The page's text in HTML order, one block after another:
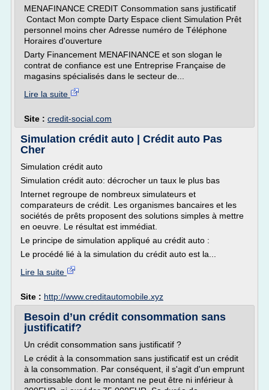
MENAFINANCE CREDIT Consommation sans justificatif
Contact Mon compte Darty Espace client Simulation Prêt
personnel moins cher Adresse numéro de Téléphone
Horaires d'ouverture
Darty Financement MENAFINANCE et son slogan le
contrat de confiance est une Entreprise Française de
magasins spécialisés dans le secteur de...
Lire la suite
Site : credit-social.com
Simulation crédit auto | Crédit auto Pas
Cher
Simulation crédit auto
Simulation crédit auto: décrocher un taux le plus bas
Internet regroupe de nombreux simulateurs et
comparateurs de crédit. Les organismes bancaires et les
sociétés de prêts proposent des solutions simples à mettre
en oeuvre. Le résultat est immédiat.
Le principe de simulation appliqué au crédit auto :
Le procédé lié à la simulation du crédit auto est la...
Lire la suite
Site : http://www.creditautomobile.xyz
Besoin d’un crédit consommation sans
justificatif?
Un crédit consommation sans justificatif ?
Le crédit à la consommation sans justificatif est un crédit
à la consommation. Par conséquent, il s'agit d'un emprunt
amortissable dont le montant ne peut être ni inférieur à